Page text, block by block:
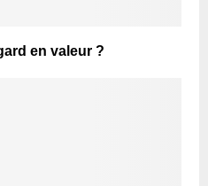
en valeur ?